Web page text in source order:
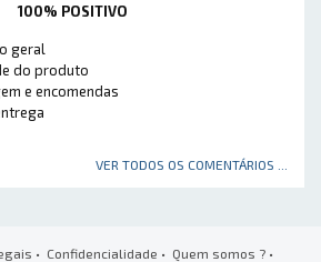
100% POSITIVO
geral
do produto
e encomendas
VER TODOS OS COMENTÁRIOS ...
• Confidencialidade • Quem somos ?•